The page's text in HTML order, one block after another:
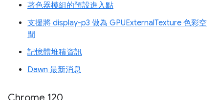
著色器模組的預設進入點
支援將 display-p3 做為 GPUExternalTexture 色彩空
間
記憶體堆積資訊
Dawn 最新消息